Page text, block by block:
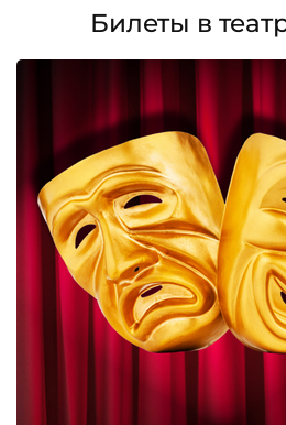
Билеты в